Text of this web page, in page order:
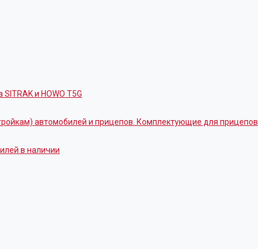
и HOWO T5G
автомобилей и прицепов. Комплектующие для прицепов
в наличии